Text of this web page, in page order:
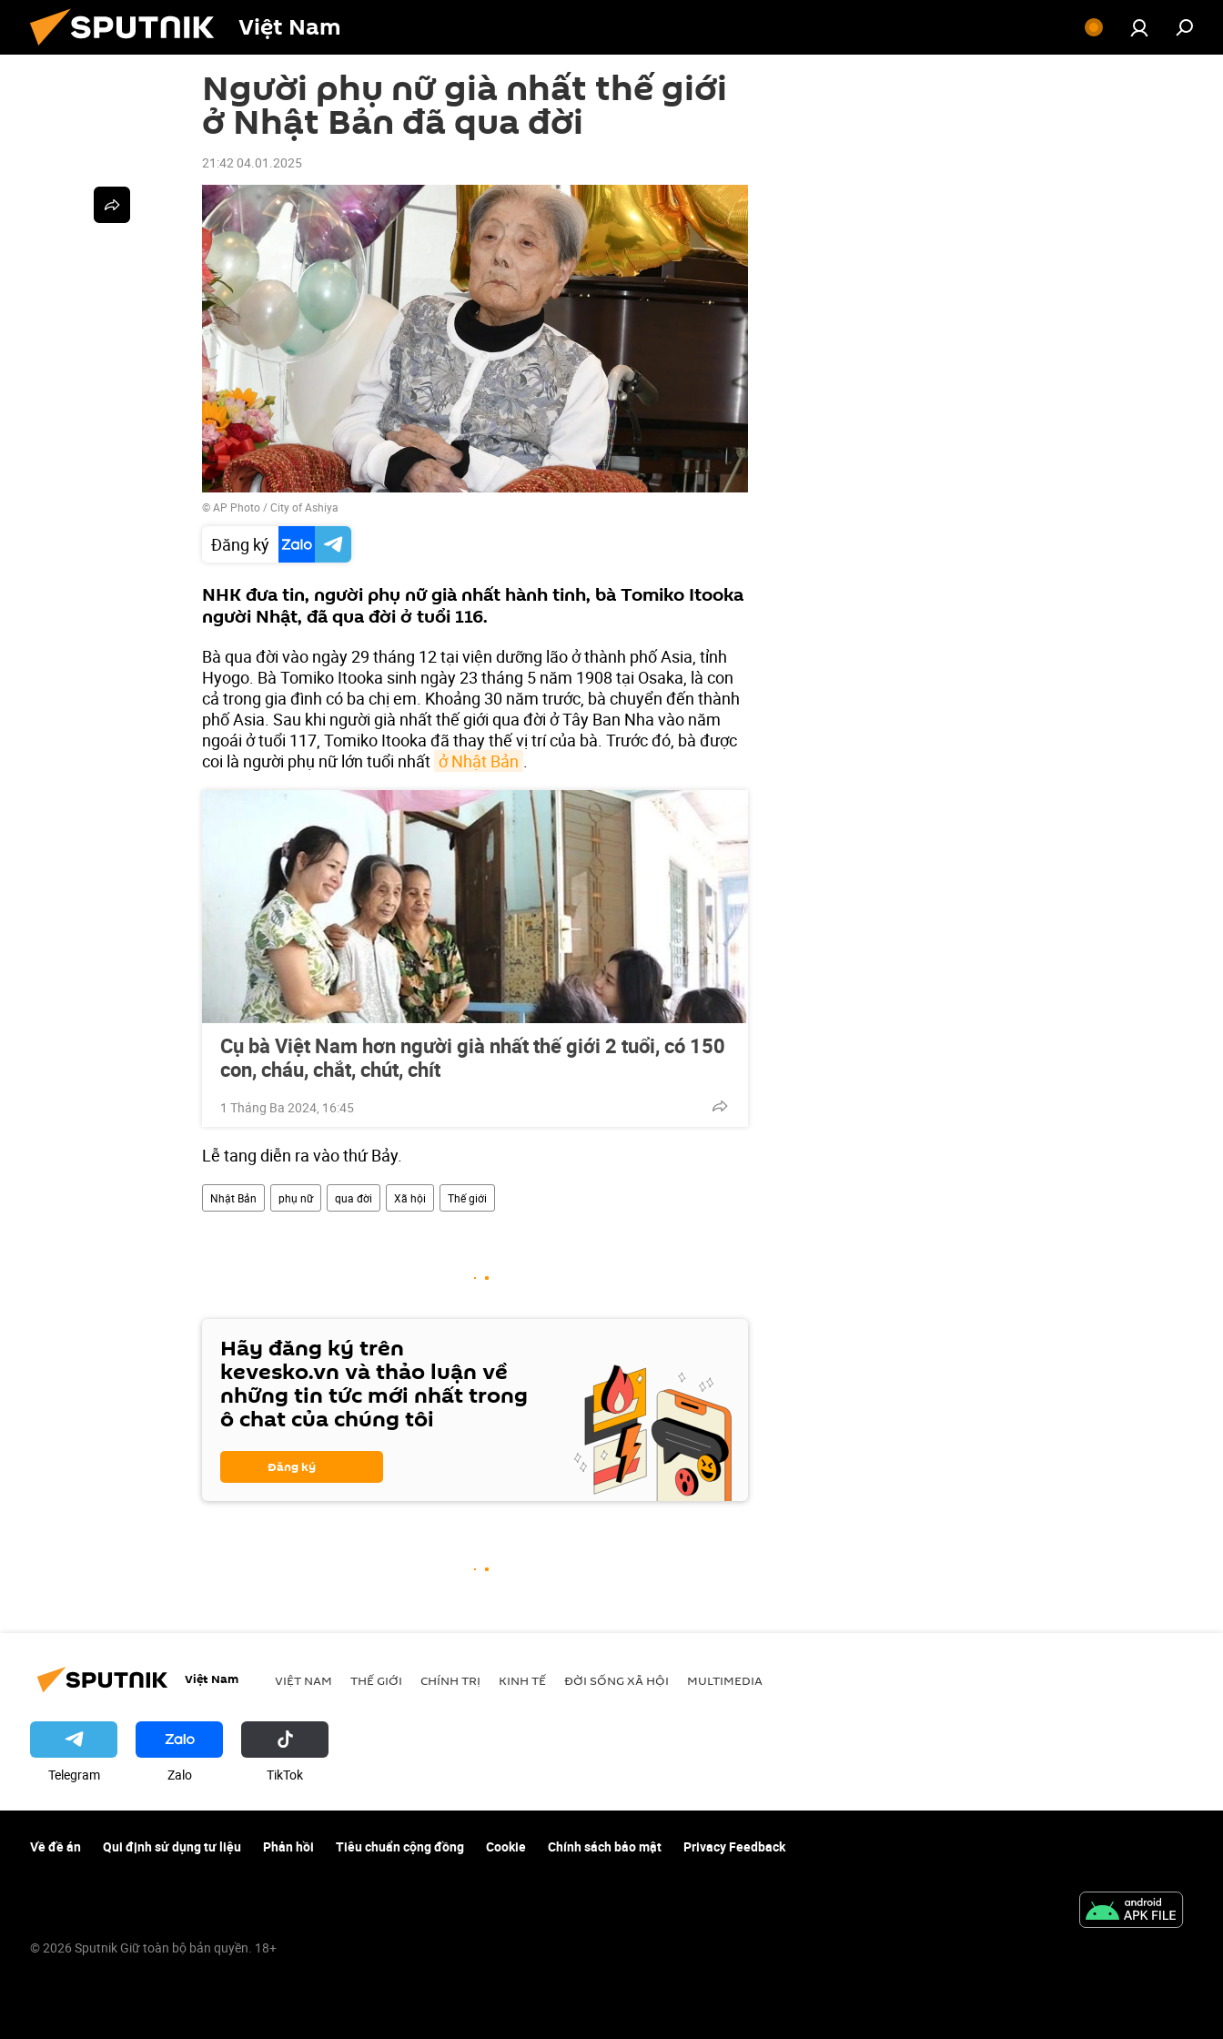
Việt Nam
Người phụ nữ già nhất thế giới
ở Nhật Bản đã qua đời
21:42 04.01.2025
© AP Photo / City of Ashiya
Đăng ký
NHK đưa tin, người phụ nữ già nhất hành tinh, bà Tomiko Itooka
người Nhật, đã qua đời ở tuổi 116.
Bà qua đời vào ngày 29 tháng 12 tại viện dưỡng lão ở thành phố Asia, tỉnh
Hyogo. Bà Tomiko Itooka sinh ngày 23 tháng 5 năm 1908 tại Osaka, là con
cả trong gia đình có ba chị em. Khoảng 30 năm trước, bà chuyển đến thành
phố Asia. Sau khi người già nhất thế giới qua đời ở Tây Ban Nha vào năm
ngoái ở tuổi 117, Tomiko Itooka đã thay thế vị trí của bà. Trước đó, bà được
coi là người phụ nữ lớn tuổi nhất ở Nhật Bản
Cụ bà Việt Nam hơn người già nhất thế giới 2 tuổi, có 150
con, cháu, chắt, chút, chít
1 Tháng Ba 2024, 16:45
Lễ tang diễn ra vào thứ Bảy.
Nhật Bản phụ nữ qua đời Xã hội Thế giới
Hãy đăng ký trên
kevesko.vn và thảo luận về
những tin tức mới nhất trong
ô chat của chúng tôi
Đăng ký
Việt Nam VIỆT NAM THẾ GIỚI CHÍNH TRỊ KINH TẾ ĐỜI SỐNG XÃ HỘI MULTIMEDIA
Telegram Zalo ТikТоk
Về đề án Qui định sử dụng tư liệu Phản hồi Tiêu chuẩn cộng đồng Cookie Chính sách bảo mật Privacy Feedback
© 2026 Sputnik Giữ toàn bộ bản quyền. 18+